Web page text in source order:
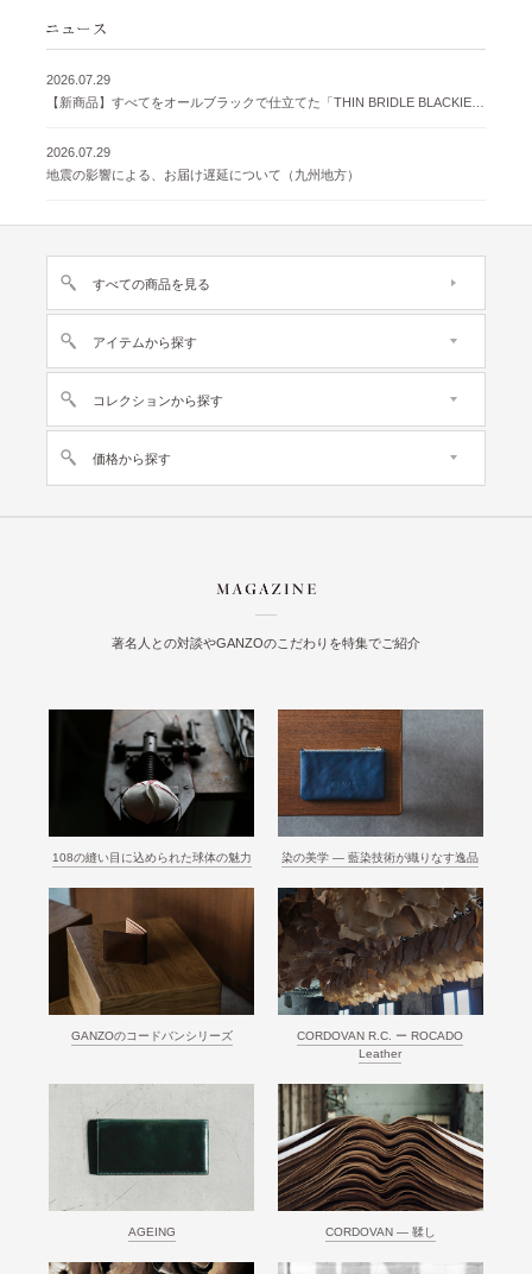
2026.07.29
2026.07.29
地震の影響による、お届け遅延について（九州地方）
すべての商品を見る
アイテムから探す
コレクションから探す
価格から探す
著名人との対談やGANZOのこだわりを特集でご紹介
108の縫い目に込められた球体の魅力 染の美学 ― 藍染技術が織りなす逸品
GANZOのコードバンシリーズ
CORDOVAN R.C. ー ROCADO
Leather
AGEING CORDOVAN ― 鞣し